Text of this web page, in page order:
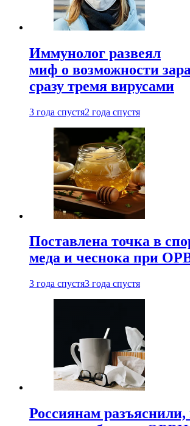
Иммунолог развеял
миф о возможности
сразу тремя вирусами
3 года спустя2 года спустя
Поставлена точка в
меда и чеснока при
3 года спустя3 года спустя
Россиянам разъяснили,